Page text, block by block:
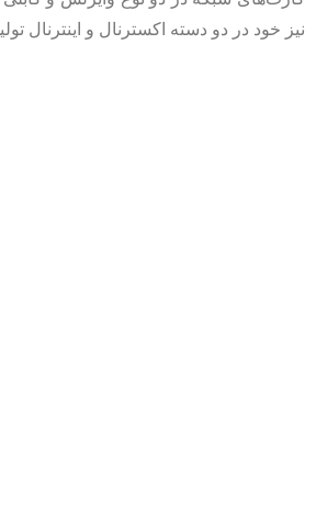
نیز خود در دو دسته اکسترنال و اینترنال